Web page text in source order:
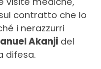
contratto che lo
i nerazzurri
Akanjidel
difesa.